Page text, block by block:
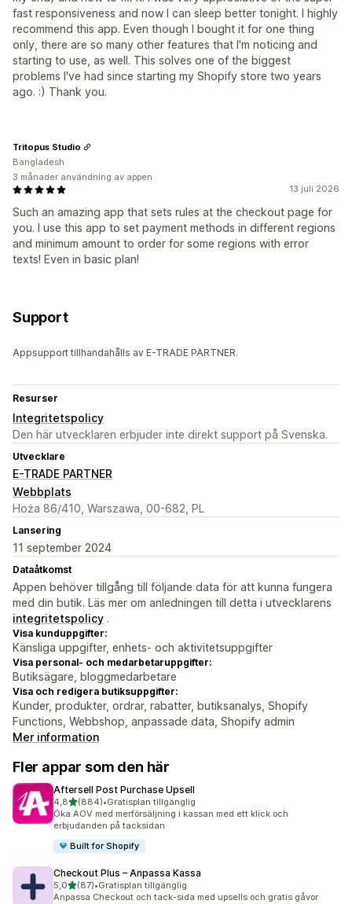
fast responsiveness and now I can sleep better tonight. I highly
recommend this app. Even though I bought it for one thing
only, there are so many other features that I'm noticing and
starting to use, as well. This solves one of the biggest
problems I've had since starting my Shopify store two years
ago. :) Thank you.
13 juli 2026
Such an amazing app that sets rules at the checkout page for
you. I use this app to set payment methods in different regions
and minimum amount to order for some regions with error
texts! Even in basic plan!
Tritopus Studio
Bangladesh
3 månader användning av appen
Support
Appsupport tillhandahålls av E-TRADE PARTNER.
Resurser
Integritetspolicy
Den här utvecklaren erbjuder inte direkt support på Svenska.
Utvecklare
E-TRADE PARTNER
Webbplats
Hoża 86/410, Warszawa, 00-682, PL
Lansering
11 september 2024
Dataåtkomst
Appen behöver tillgång till följande data för att kunna fungera
med din butik. Läs mer om anledningen till detta i utvecklarens
integritetspolicy .
Visa kunduppgifter:
Känsliga uppgifter, enhets- och aktivitetsuppgifter
Visa personal- och medarbetaruppgifter:
Butiksägare, bloggmedarbetare
Visa och redigera butiksuppgifter:
Kunder, produkter, ordrar, rabatter, butiksanalys, Shopify
Functions, Webbshop, anpassade data, Shopify admin
Mer information
Fler appar som den här
Aftersell Post Purchase Upsell
4,8av 5 stjärnor
(884)
884 recensioner totalt
•Gratisplan tillgänglig
Öka AOV med merförsäljning i kassan med ett klick och
erbjudanden på tacksidan
Built for Shopify
Checkout Plus – Anpassa Kassa
5,0av 5 stjärnor
(87)
87 recensioner totalt
•Gratisplan tillgänglig
Anpassa Checkout och tack-sida med upsells och gratis gåvor